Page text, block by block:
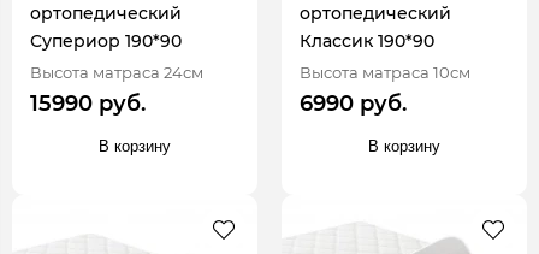
ортопедический
Супериор 190*90
Высота матраса 24см
15990 руб.
В корзину
ортопедический
Классик 190*90
Высота матраса 10см
6990 руб.
В корзину